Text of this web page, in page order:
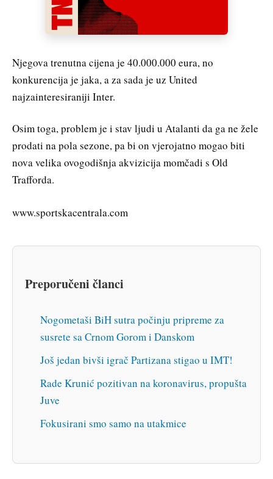
Njegova trenutna cijena je 40.000.000 eura, no
konkurencija je jaka, a za sada je uz United
najzainteresiraniji Inter.
Osim toga, problem je i stav ljudi u Atalanti da ga ne žele
prodati na pola sezone, pa bi on vjerojatno mogao biti
nova velika ovogodišnja akvizicija momčadi s Old
Trafforda.
www.sportskacentrala.com
Preporučeni članci
Nogometaši BiH sutra počinju pripreme za
susrete sa Crnom Gorom i Danskom
Još jedan bivši igrač Partizana stigao u IMT!
Rade Krunić pozitivan na koronavirus, propušta
Juve
Fokusirani smo samo na utakmice